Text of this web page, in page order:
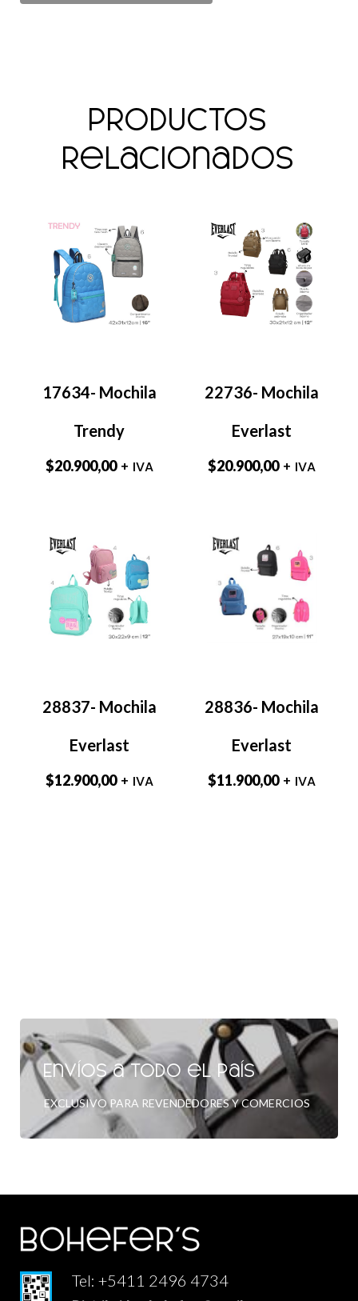
Productos
relacionados
17634- Mochila
Trendy
$20.900,00 + IVA
22736- Mochila
Everlast
$20.900,00 + IVA
28837- Mochila
Everlast
$12.900,00 + IVA
28836- Mochila
Everlast
$11.900,00 + IVA
Envíos a todo el país
EXCLUSIVO PARA REVENDEDORES Y COMERCIOS
Tel: +5411 2496 4734